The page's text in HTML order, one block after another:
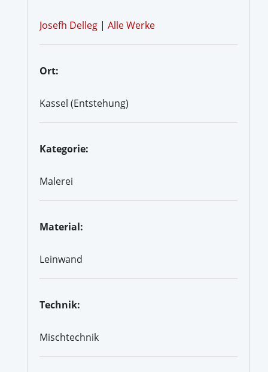
Josefh Delleg | Alle Werke
Ort:
Kassel (Entstehung)
Kategorie:
Malerei
Material:
Leinwand
Technik:
Mischtechnik